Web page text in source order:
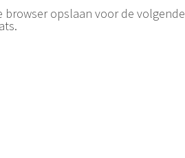
browser opslaan voor de volgende